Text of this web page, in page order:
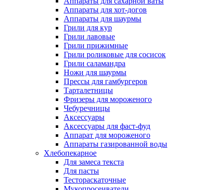
Аппараты для хот-догов
Аппараты для шаурмы
Грили для кур
Грили лавовые
Грили прижимные
Грили роликовые для сосисок
Грили саламандра
Ножи для шаурмы
Прессы для гамбургеров
Тарталетницы
Фризеры для мороженого
Чебуречницы
Аксессуары
Аксессуары для фаст-фуд
Аппарат для мороженого
Аппараты газированной воды
Хлебопекарное
Для замеса текста
Для пасты
Тестораскаточные